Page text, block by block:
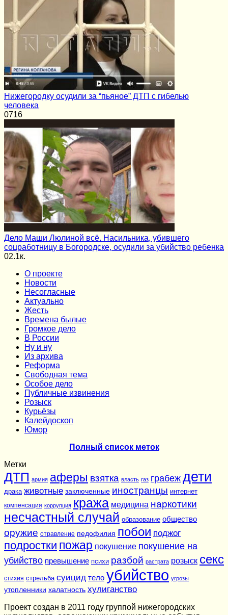
Нижегородку осудили за “пьяное” ДТП с гибелью
человека
0716
Дело Маши Люлиной всё. Насильника, убившего
соцработницу в Богородске, осудили за убийство ребенка
02.1к.
О проекте
Новости
Несогласные
Актуально
Жесть
Времена былые
Громкое дело
В России
Ну и ну
Из архива
Реформа
Cвободная тема
Особое дело
Публичные извинения
Розыск
Курьёзы
Калейдоскоп
Юмор
Полный список меток
Метки
ДТП армия аферы взятка власть газ грабеж дети
драка животные заключенные иностранцы интернет
компенсация коррупция кража медицина наркотики
несчастный случай образование общество
оружие отравление педофилия побои поджог
подростки пожар покушение покушение на
убийство превышение психи разбой растрата розыск секс
стихия стрельба суицид тело убийство угрозы
утопленники халатность хулиганство
Проект создан в 2011 году группой нижегородских